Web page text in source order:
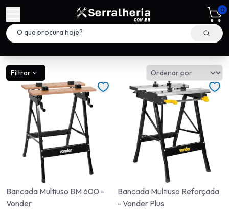
0
Filtrar
Bancada Multiuso BM 600 -
Vonder
Bancada Multiuso Reforçada
- Vonder Plus